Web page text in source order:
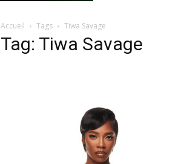
Accueil Tags Tiwa Savage
Tag: Tiwa Savage